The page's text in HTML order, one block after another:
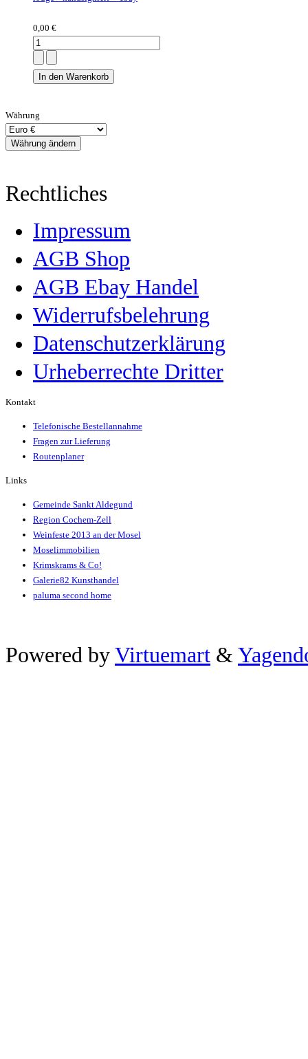
0,00 €
Währung
Rechtliches
Impressum
AGB Shop
AGB Ebay Handel
Widerrufsbelehrung
Datenschutzerklärung
Urheberrechte Dritter
Kontakt
Telefonische Bestellannahme
Fragen zur Lieferung
Routenplaner
Links
Gemeinde Sankt Aldegund
Region Cochem-Zell
Weinfeste 2013 an der Mosel
Moselimmobilien
Krimskrams & Co!
Galerie82 Kunsthandel
paluma second home
Xnxx
ব+ল+চ+দ+চ+দ+bangladeshi
Powered by Virtuemart &